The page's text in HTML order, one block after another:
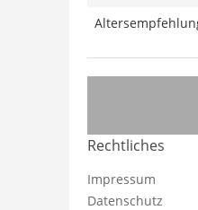
Rechtliches
Impressum
Datenschutz